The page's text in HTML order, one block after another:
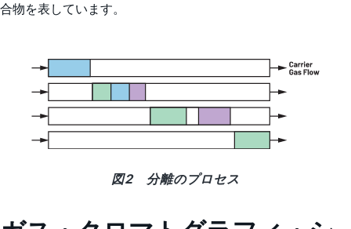
合物を表しています。
図2 分離のプロセス